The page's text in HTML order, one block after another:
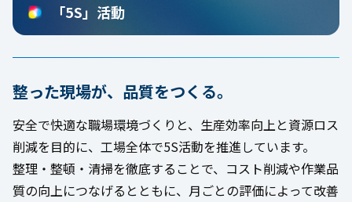
「5S」活動
整った現場が、品質をつくる。
安全で快適な職場環境づくりと、生産効率向上と資源ロス
削減を目的に、工場全体で5S活動を推進しています。
整理・整頓・清掃を徹底することで、コスト削減や作業品
質の向上につなげるとともに、月ごとの評価によって改善